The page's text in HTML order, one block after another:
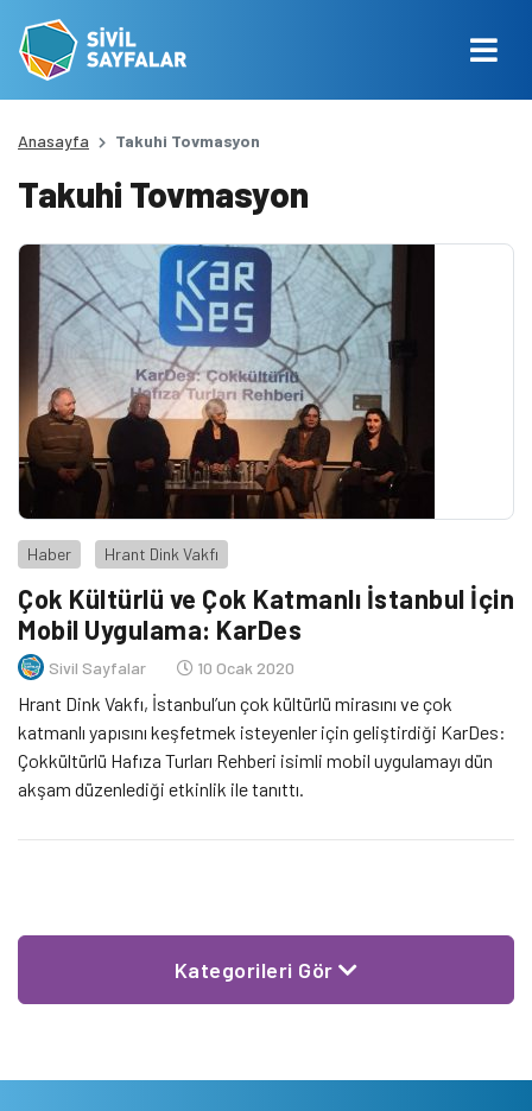
Anasayfa Takuhi Tovmasyon
Takuhi Tovmasyon
Haber Hrant Dink Vakfı
Çok Kültürlü ve Çok Katmanlı İstanbul İçin
Mobil Uygulama: KarDes
Sivil Sayfalar 10 Ocak 2020
Hrant Dink Vakfı, İstanbul’un çok kültürlü mirasını ve çok
katmanlı yapısını keşfetmek isteyenler için geliştirdiği KarDes:
Çokkültürlü Hafıza Turları Rehberi isimli mobil uygulamayı dün
akşam düzenlediği etkinlik ile tanıttı.
Kategorileri Gör